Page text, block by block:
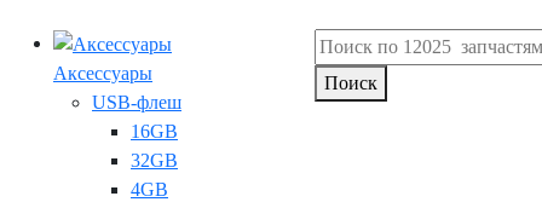
Аксессуары
USB-флеш
16GB
32GB
4GB
Поиск